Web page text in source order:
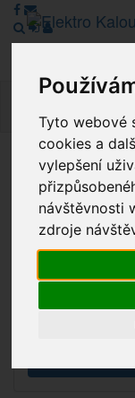
Tyto webové
cookies a
vylepšení
návštěvnosti
zdroje
Vážení zákazníci,
režimu Katalogu.
Děkujeme za
Výprodej